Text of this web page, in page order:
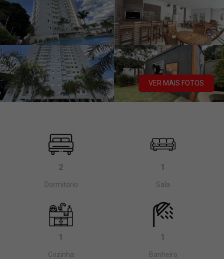
VER MAIS FOTOS
2
Dormitório
1
Sala
1
Cozinha
1
Banheiro